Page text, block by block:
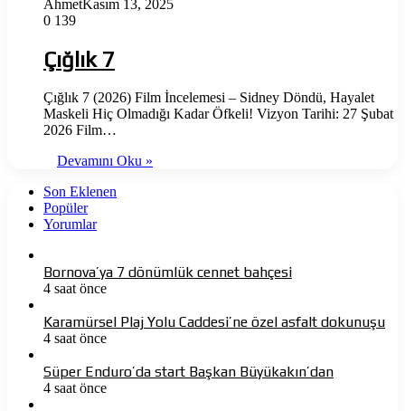
AhmetKasım 13, 2025
0 139
Çığlık 7
Çığlık 7 (2026) Film İncelemesi – Sidney Döndü, Hayalet
Maskeli Hiç Olmadığı Kadar Öfkeli! Vizyon Tarihi: 27 Şubat
2026 Film…
Devamını Oku »
Son Eklenen
Popüler
Yorumlar
Bornova’ya 7 dönümlük cennet bahçesi
4 saat önce
Karamürsel Plaj Yolu Caddesi’ne özel asfalt dokunuşu
4 saat önce
Süper Enduro’da start Başkan Büyükakın’dan
4 saat önce